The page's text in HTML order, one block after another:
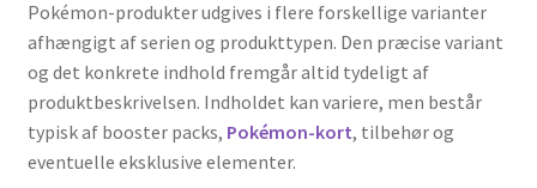
Pokémon-produkter udgives i flere forskellige varianter
afhængigt af serien og produkttypen. Den præcise variant
og det konkrete indhold fremgår altid tydeligt af
produktbeskrivelsen. Indholdet kan variere, men består
typisk af booster packs, Pokémon-kort, tilbehør og
eventuelle eksklusive elementer.